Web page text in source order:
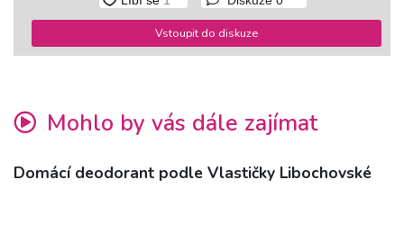
Vstoupit do diskuze
Mohlo by vás dále zajímat
Domácí deodorant podle Vlastičky Libochovské